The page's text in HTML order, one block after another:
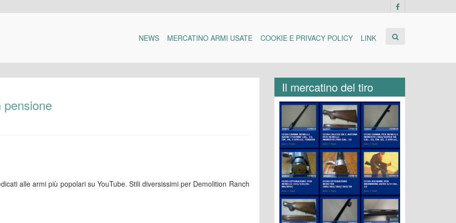
NEWS MERCATINO ARMI USATE COOKIE E PRIVACY POLICY LINK
alle armi più popolari su YouTube. Stili diversissimi per Demolition Ranch
Il mercatino del tiro